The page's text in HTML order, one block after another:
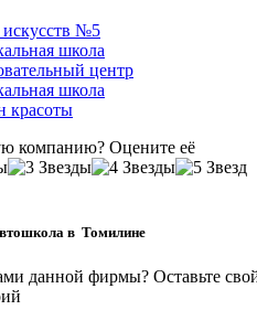
искусств №5
школа
центр
школа
красоты
компанию? Оцените её
в Томилине
данной фирмы? Оставьте